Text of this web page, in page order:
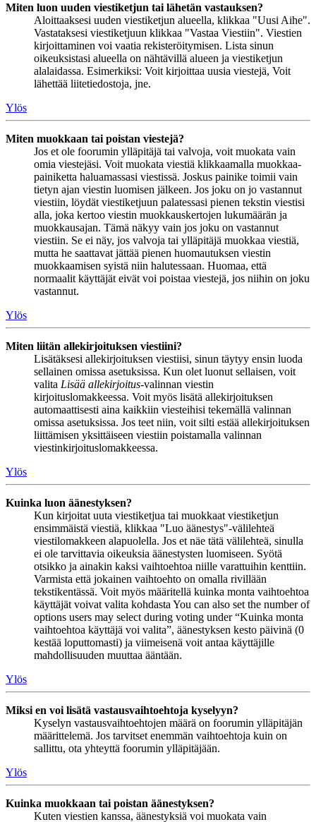
Miten luon uuden viestiketjun tai lähetän vastauksen?
Aloittaaksesi uuden viestiketjun alueella, klikkaa "Uusi Aihe".
Vastataksesi viestiketjuun klikkaa "Vastaa Viestiin". Viestien
kirjoittaminen voi vaatia rekisteröitymisen. Lista sinun
oikeuksistasi alueella on nähtävillä alueen ja viestiketjun
alalaidassa. Esimerkiksi: Voit kirjoittaa uusia viestejä, Voit
lähettää liitetiedostoja, jne.
Ylös
Miten muokkaan tai poistan viestejä?
Jos et ole foorumin ylläpitäjä tai valvoja, voit muokata vain
omia viestejäsi. Voit muokata viestiä klikkaamalla muokkaa-
painiketta haluamassasi viestissä. Joskus painike toimii vain
tietyn ajan viestin luomisen jälkeen. Jos joku on jo vastannut
viestiin, löydät viestiketjuun palatessasi pienen tekstin viestisi
alla, joka kertoo viestin muokkauskertojen lukumäärän ja
muokkausajan. Tämä näkyy vain jos joku on vastannut
viestiin. Se ei näy, jos valvoja tai ylläpitäjä muokkaa viestiä,
mutta he saattavat jättää pienen huomautuksen viestin
muokkaamisen syistä niin halutessaan. Huomaa, että
normaalit käyttäjät eivät voi poistaa viestejä, jos niihin on joku
vastannut.
Ylös
Miten liitän allekirjoituksen viestiini?
Lisätäksesi allekirjoituksen viestiisi, sinun täytyy ensin luoda
sellainen omissa asetuksissa. Kun olet luonut sellaisen, voit
valita Lisää allekirjoitus-valinnan viestin
kirjoituslomakkeessa. Voit myös lisätä allekirjoituksen
automaattisesti aina kaikkiin viesteihisi tekemällä valinnan
omissa asetuksissa. Jos teet niin, voit silti estää allekirjoituksen
liittämisen yksittäiseen viestiin poistamalla valinnan
viestinkirjoituslomakkeessa.
Ylös
Kuinka luon äänestyksen?
Kun kirjoitat uuta viestiketjua tai muokkaat viestiketjun
ensimmäistä viestiä, klikkaa "Luo äänestys"-välilehteä
viestilomakkeen alapuolella. Jos et näe tätä välilehteä, sinulla
ei ole tarvittavia oikeuksia äänestysten luomiseen. Syötä
otsikko ja ainakin kaksi vaihtoehtoa niille varattuihin kenttiin.
Varmista että jokainen vaihtoehto on omalla rivillään
tekstikentässä. Voit myös määritellä kuinka monta vaihtoehtoa
käyttäjät voivat valita kohdasta You can also set the number of
options users may select during voting under “Kuinka monta
vaihtoehtoa käyttäjä voi valita”, äänestyksen kesto päivinä (0
kestää loputtomasti) ja viimeisenä voit antaa käyttäjille
mahdollisuuden muuttaa ääntään.
Ylös
Miksi en voi lisätä vastausvaihtoehtoja kyselyyn?
Kyselyn vastausvaihtoehtojen määrä on foorumin ylläpitäjän
määrittelemä. Jos tarvitset enemmän vaihtoehtoja kuin on
sallittu, ota yhteyttä foorumin ylläpitäjään.
Ylös
Kuinka muokkaan tai poistan äänestyksen?
Kuten viestien kanssa, äänestyksiä voi muokata vain